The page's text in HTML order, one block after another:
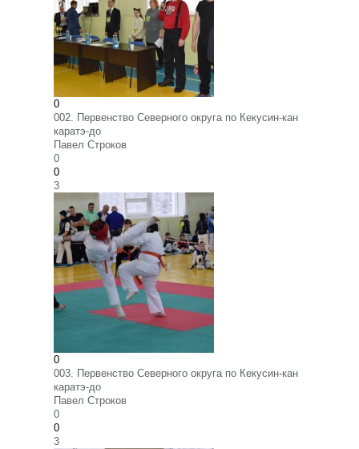
0
002. Первенство Северного округа по Кекусин-кан
каратэ-до
Павел Строков
0
0
3
0
003. Первенство Северного округа по Кекусин-кан
каратэ-до
Павел Строков
0
0
3